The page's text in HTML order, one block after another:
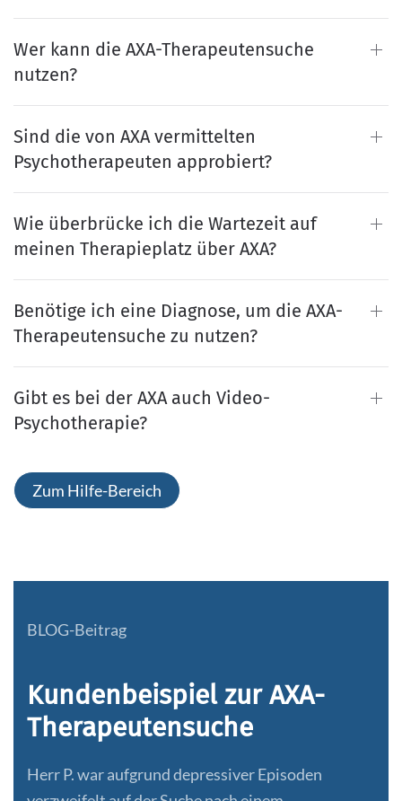
Wer kann die AXA-Therapeutensuche
nutzen?
Sind die von AXA vermittelten
Psychotherapeuten approbiert?
Wie überbrücke ich die Wartezeit auf
meinen Therapieplatz über AXA?
Benötige ich eine Diagnose, um die AXA-
Therapeutensuche zu nutzen?
Gibt es bei der AXA auch Video-
Psychotherapie?
Zum Hilfe-Bereich
BLOG-Beitrag
Kundenbeispiel zur AXA-
Therapeutensuche
Herr P. war aufgrund depressiver Episoden